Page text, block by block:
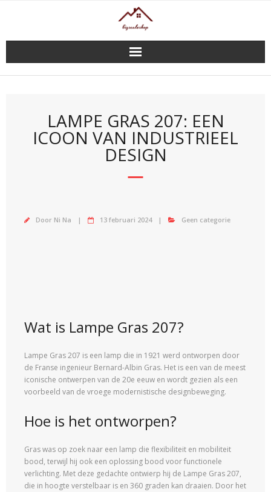
LAMPE GRAS 207: EEN
ICOON VAN INDUSTRIEEL
DESIGN
Door Ni Na 13 februari 2024 Geen categorie
Wat is Lampe Gras 207?
Lampe Gras 207 is een lamp die in 1921 werd ontworpen door
de Franse ingenieur Bernard-Albin Gras. Het is een van de meest
iconische ontwerpen van de 20e eeuw en wordt gezien als een
voorbeeld van de vroege modernistische designbeweging.
Hoe is het ontworpen?
Gras was op zoek naar een lamp die flexibiliteit en mobiliteit
bood, terwijl hij ook een oplossing bood voor functionele
verlichting. Met deze gedachte ontwierp hij de Lampe Gras 207,
die in hoogte verstelbaar is en 360 graden kan draaien. Door het